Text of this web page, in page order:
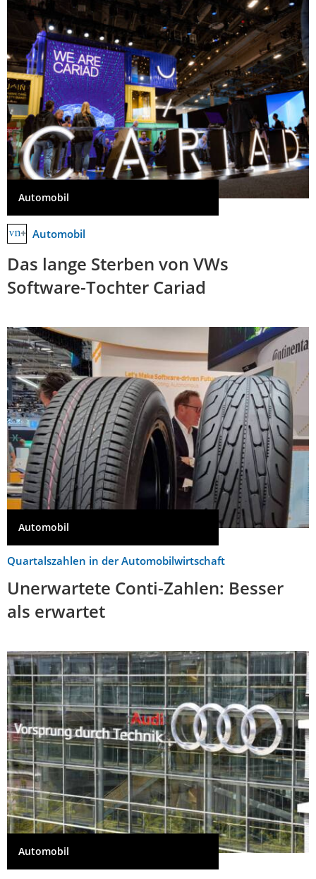
Automobil
Automobil
Das lange Sterben von VWs
Software-Tochter Cariad
Automobil
Quartalszahlen in der Automobilwirtschaft
Unerwartete Conti-Zahlen: Besser
als erwartet
Automobil